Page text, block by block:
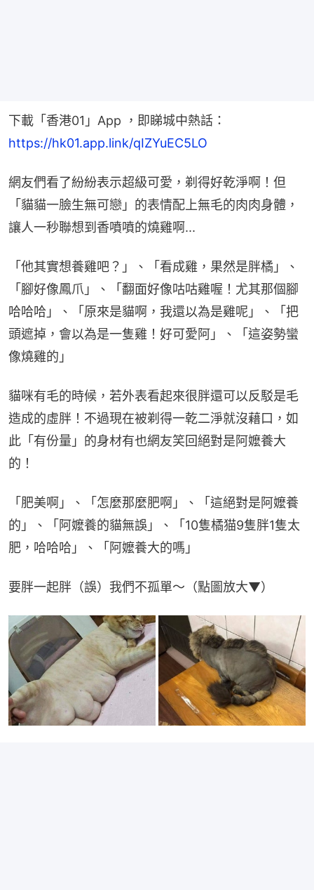
下載「香港01」App ，即睇城中熱話：
https://hk01.app.link/qIZYuEC5LO
網友們看了紛紛表示超級可愛，剃得好乾淨啊！但
「貓貓一臉生無可戀」的表情配上無毛的肉肉身體，
讓人一秒聯想到香噴噴的燒雞啊...
「他其實想養雞吧？」、「看成雞，果然是胖橘」、
「腳好像鳳爪」、「翻面好像咕咕雞喔！尤其那個腳
哈哈哈」、「原來是貓啊，我還以為是雞呢」、「把
頭遮掉，會以為是一隻雞！好可愛阿」、「這姿勢蠻
像燒雞的」
貓咪有毛的時候，若外表看起來很胖還可以反駁是毛
造成的虛胖！不過現在被剃得一乾二淨就沒藉口，如
此「有份量」的身材有也網友笑回絕對是阿嬤養大
的！
「肥美啊」、「怎麼那麼肥啊」、「這絕對是阿嬤養
的」、「阿嬤養的貓無誤」、「10隻橘猫9隻胖1隻太
肥，哈哈哈」、「阿嬤養大的嗎」
要胖一起胖（誤）我們不孤單～（點圖放大▼）